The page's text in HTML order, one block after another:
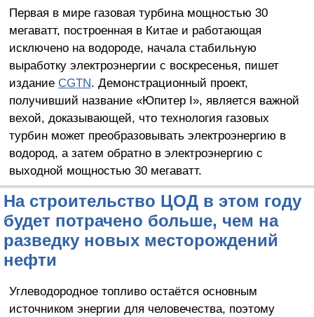
Первая в мире газовая турбина мощностью 30
мегаватт, построенная в Китае и работающая
исключено на водороде, начала стабильную
выработку электроэнергии с воскресенья, пишет
издание CGTN. Демонстрационный проект,
получивший название «Юпитер I», является важной
вехой, доказывающей, что технология газовых
турбин может преобразовывать электроэнергию в
водород, а затем обратно в электроэнергию с
выходной мощностью 30 мегаватт.
На строительство ЦОД в этом году
будет потрачено больше, чем на
разведку новых месторождений
нефти
Углеводородное топливо остаётся основным
источником энергии для человечества, поэтому